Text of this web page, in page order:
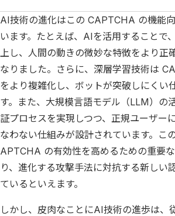
AI技術の進化はこの CAPTCHA の機能
います。たとえば、AIを活用することで
上し、人間の動きの微妙な特徴をより正
なりました。さらに、深層学習技術は
をより複雑化し、ボットが突破しにくい
す。また、大規模言語モデル（LLM）の
証プロセスを実現しつつ、正規ユーザー
なわない仕組みが設計されています。こ
APTCHA の有効性を高めるための重要
り、進化する攻撃手法に対抗する新しい
ているといえます。
しかし、皮肉なことにAI技術の進歩は、